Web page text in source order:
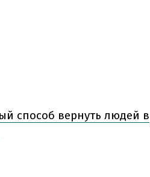
способ вернуть людей в